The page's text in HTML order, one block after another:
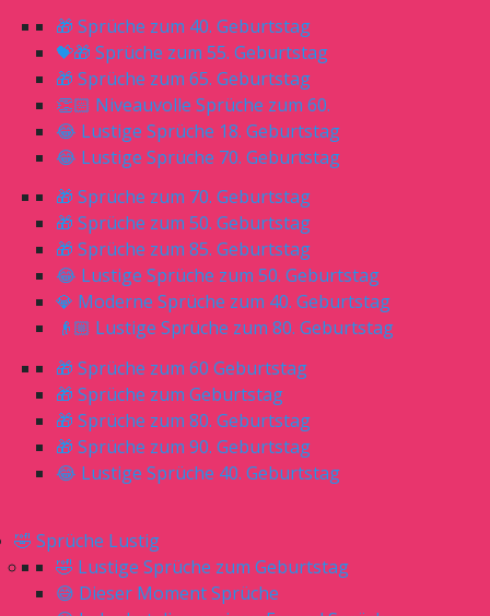
🎁 Sprüche zum 40. Geburtstag
💝🎁 Sprüche zum 55. Geburtstag
🎁 Sprüche zum 65. Geburtstag
👏🏻 Niveauvolle Sprüche zum 60.
😂 Lustige Sprüche 18. Geburtstag
😂 Lustige Sprüche 70. Geburtstag
🎁 Sprüche zum 70. Geburtstag
🎁 Sprüche zum 50. Geburtstag
🎁 Sprüche zum 85. Geburtstag
😂 Lustige Sprüche zum 50. Geburtstag
💎 Moderne Sprüche zum 40. Geburtstag
👴🏼 Lustige Sprüche zum 80. Geburtstag
🎁 Sprüche zum 60 Geburtstag
🎁 Sprüche zum Geburtstag
🎁 Sprüche zum 80. Geburtstag
🎁 Sprüche zum 90. Geburtstag
😂 Lustige Sprüche 40. Geburtstag
🤣 Sprüche Lustig
🤣 Lustige Sprüche zum Geburtstag
😅 Dieser Moment Sprüche